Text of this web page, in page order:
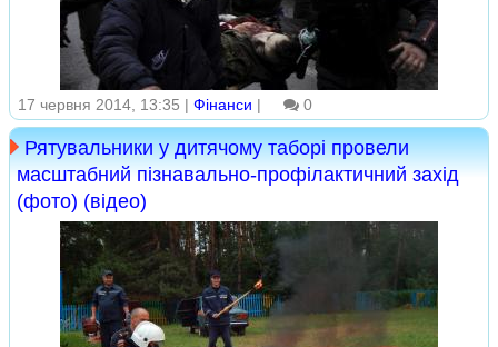
17 червня 2014, 13:35 | Фінанси | 0
Рятувальники у дитячому таборі провели
масштабний пізнавально-профілактичний захід
(фото) (відео)